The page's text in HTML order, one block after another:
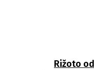
Rižoto